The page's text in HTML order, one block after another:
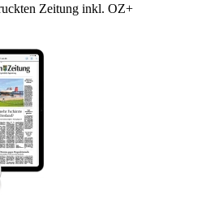
Zeitung inkl. OZ+